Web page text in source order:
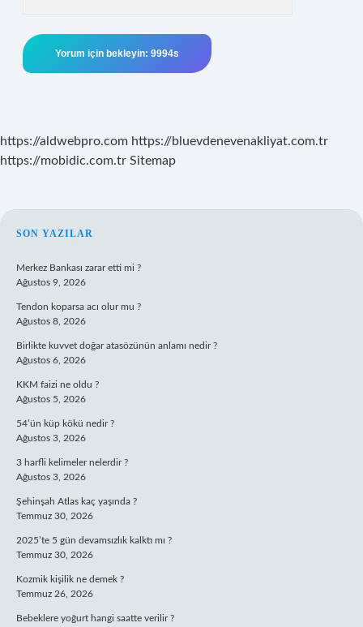
https://aldwebpro.com https://bluevdenevenakliyat.com.tr
https://mobidic.com.tr Sitemap
SIDEBAR
SON YAZILAR
Merkez Bankası zarar etti mi ?
Ağustos 9, 2026
Tendon koparsa acı olur mu ?
Ağustos 8, 2026
Birlikte kuvvet doğar atasözünün anlamı nedir ?
Ağustos 6, 2026
KKM faizi ne oldu ?
Ağustos 5, 2026
54’ün küp kökü nedir ?
Ağustos 3, 2026
3 harfli kelimeler nelerdir ?
Ağustos 3, 2026
Şehinşah Atlas kaç yaşında ?
Temmuz 30, 2026
2025’te 5 gün devamsızlık kalktı mı ?
Temmuz 30, 2026
Kozmik kişilik ne demek ?
Temmuz 26, 2026
Bebeklere yoğurt hangi saatte verilir ?